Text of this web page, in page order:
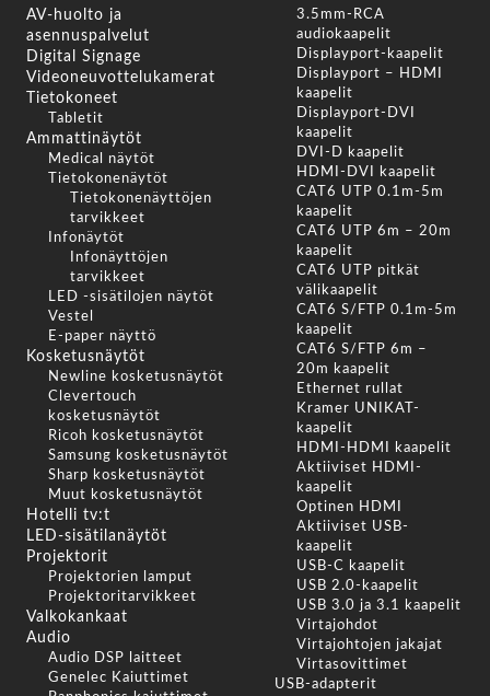
AV-huolto ja
asennuspalvelut
Digital Signage
Videoneuvottelukamerat
Tietokoneet
Tabletit
Ammattinäytöt
Medical näytöt
Tietokonenäytöt
Tietokonenäyttöjen
tarvikkeet
Infonäytöt
Infonäyttöjen
tarvikkeet
LED -sisätilojen näytöt
Vestel
E-paper näyttö
Kosketusnäytöt
Newline kosketusnäytöt
Clevertouch
kosketusnäytöt
Ricoh kosketusnäytöt
Samsung kosketusnäytöt
Sharp kosketusnäytöt
Muut kosketusnäytöt
Hotelli tv:t
LED-sisätilanäytöt
Projektorit
Projektorien lamput
Projektoritarvikkeet
Valkokankaat
Audio
Audio DSP laitteet
Genelec Kaiuttimet
3.5mm-RCA
audiokaapelit
Displayport-kaapelit
Displayport – HDMI
kaapelit
Displayport-DVI
kaapelit
DVI-D kaapelit
HDMI-DVI kaapelit
CAT6 UTP 0.1m-5m
kaapelit
CAT6 UTP 6m – 20m
kaapelit
CAT6 UTP pitkät
välikaapelit
CAT6 S/FTP 0.1m-5m
kaapelit
CAT6 S/FTP 6m –
20m kaapelit
Ethernet rullat
Kramer UNIKAT-
kaapelit
HDMI-HDMI kaapelit
Aktiiviset HDMI-
kaapelit
Optinen HDMI
Aktiiviset USB-
kaapelit
USB-C kaapelit
USB 2.0-kaapelit
USB 3.0 ja 3.1 kaapelit
Virtajohdot
Virtajohtojen jakajat
Virtasovittimet
USB-adapterit